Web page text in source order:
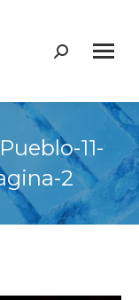
Buscar:
11-
2